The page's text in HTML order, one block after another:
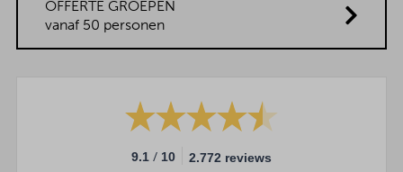
OFFERTE GROEPEN
vanaf 50 personen
9.1 / 10 2.772 reviews